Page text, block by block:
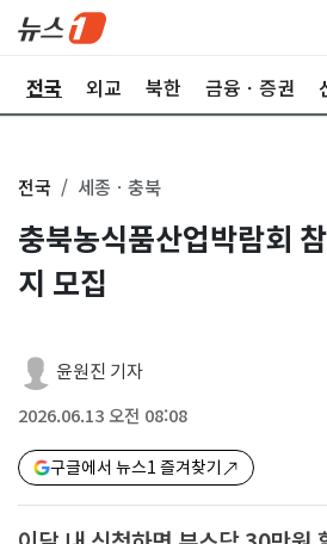
전국 외교 북한 금융ㆍ증권
전국 세종ㆍ충북
충북농식품산업박람회
지 모집
윤원진 기자
2026.06.13 오전 08:08
구글에서 뉴스1 즐겨찾기